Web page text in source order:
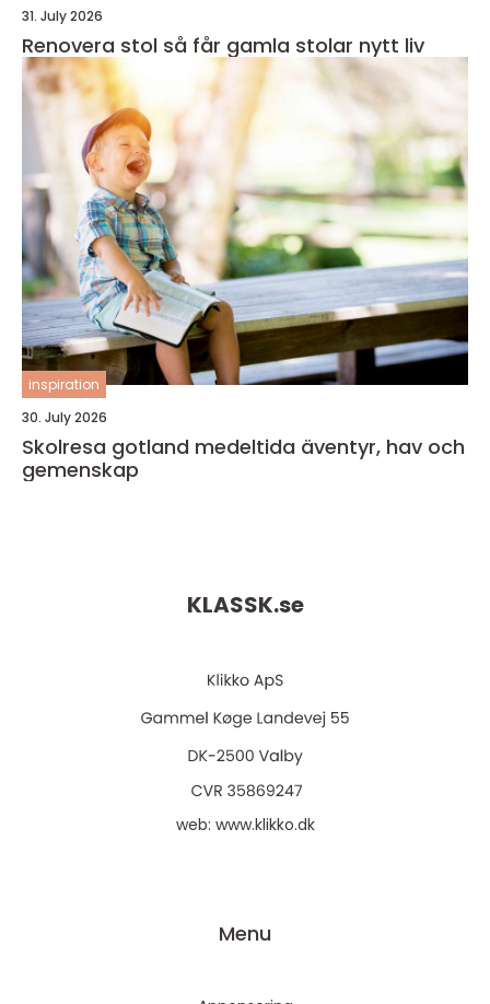
31. July 2026
Renovera stol så får gamla stolar nytt liv
inspiration
30. July 2026
Skolresa gotland medeltida äventyr, hav och
gemenskap
KLASSK.se
web: www.klikko.dk
Menu